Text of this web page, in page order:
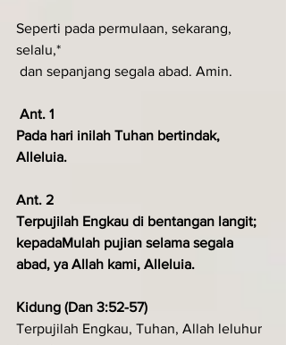
Seperti pada permulaan, sekarang,
selalu,*
dan sepanjang segala abad. Amin.
Ant. 1
Pada hari inilah Tuhan bertindak,
Alleluia.
Ant. 2
Terpujilah Engkau di bentangan langit;
kepadaMulah pujian selama segala
abad, ya Allah kami, Alleluia.
Kidung (Dan 3:52-57)
Terpujilah Engkau, Tuhan, Allah leluhur